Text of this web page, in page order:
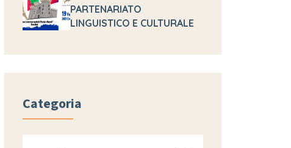
PARTENARIATO
LINGUISTICO E CULTURALE
Categoria